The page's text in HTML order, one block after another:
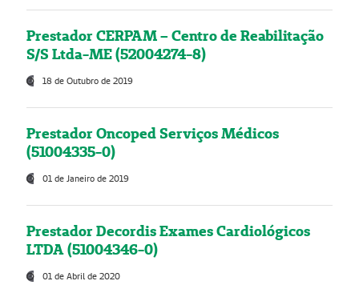
Prestador CERPAM – Centro de Reabilitação
S/S Ltda-ME (52004274-8)
18 de Outubro de 2019
Prestador Oncoped Serviços Médicos
(51004335-0)
01 de Janeiro de 2019
Prestador Decordis Exames Cardiológicos
LTDA (51004346-0)
01 de Abril de 2020